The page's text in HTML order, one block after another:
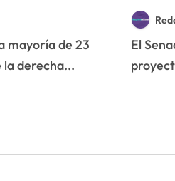
a
derecha...
El Senado aprobó este miércoles 4 de marzo el